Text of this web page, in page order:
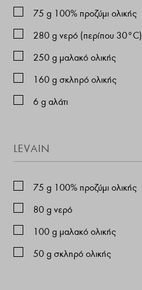
75 g 100% προζύμι ολικής
280 g νερό (περίπου 30°C)
250 g μαλακό ολικής
160 g σκληρό ολικής
6 g αλάτι
LEVAIN
75 g 100% προζύμι ολικής
80 g νερό
100 g μαλακό ολικής
50 g σκληρό ολικής